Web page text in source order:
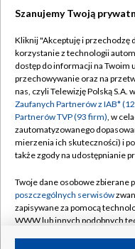
Abonament TVP
Emisja w TVP
Centrum informacji
Naziemna Telewizja
Rada Programowa
System NOS
Informacje o nadawcy
Szanujemy Twoją
Kliknij "Akceptuję i przechodzę
korzystanie z technologii
dostęp do informacji na Twoim
przechowywanie oraz na
nas, czyli Telewizję Polską S.A.
Zaufanych Partnerów z IAB*
Partnerów TVP (93 firm), w
zautomatyzowanego
mierzenia ich skuteczności) i
także zgody na udostępnianie
Twoje dane osobowe zbierane
poszczególnych serwisów
zapisywane za pomocą
WWW lub innych podobnych